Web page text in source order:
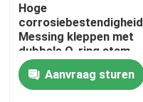
Thuis
Hoge
corrosiebestendigheid
Messing kleppen met
dubbele O-ring stam
voor water HVAC
toepassingen in 1/4
inch tot 4 inch maten
Aanvraag sturen